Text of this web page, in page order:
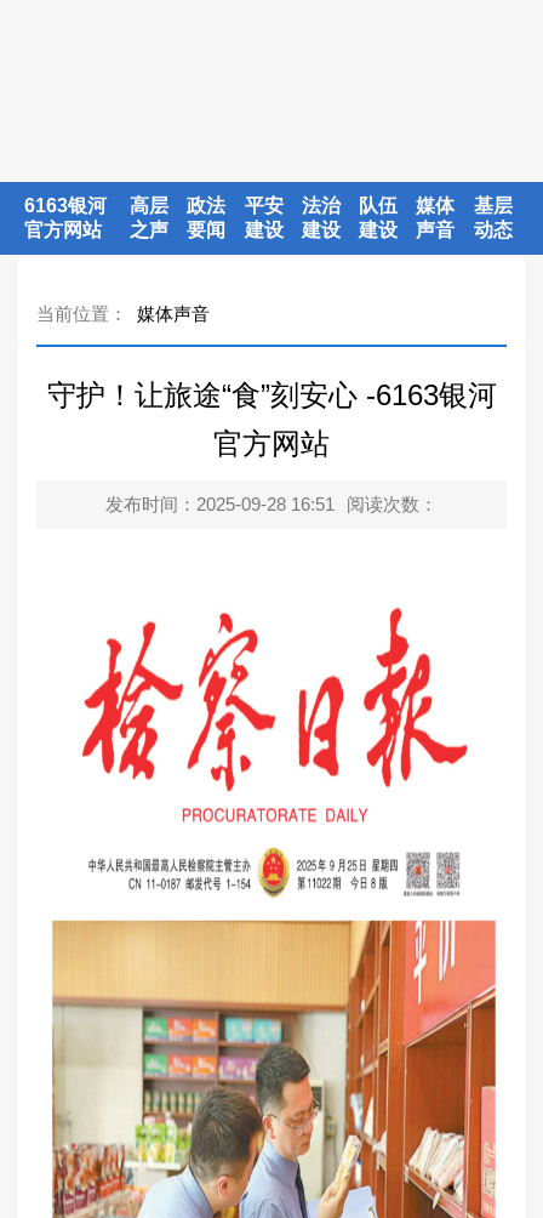
6163银河
官方网站
高层
之声
政法
要闻
平安
建设
法治
建设
队伍
建设
媒体
声音
基层
动态
当前位置： 媒体声音
守护！让旅途“食”刻安心 -6163银河
官方网站
发布时间：2025-09-28 16:51 阅读次数：